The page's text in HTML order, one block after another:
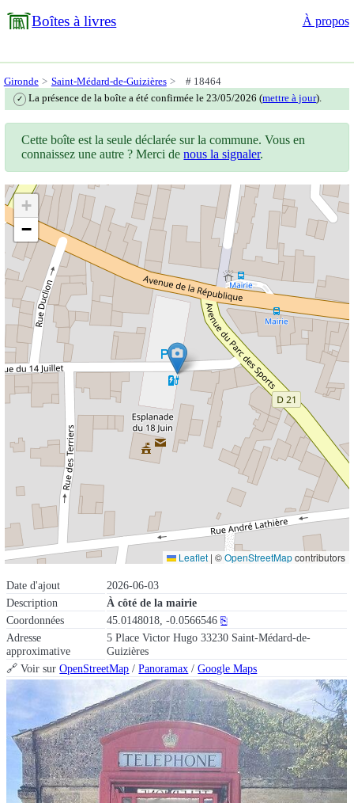
Boîtes à livres À propos
Gironde Saint-Médard-de-Guizières # 18464
✓ La présence de la boîte a été confirmée le 23/05/2026 (mettre à jour).
Date d'ajout
2026-06-03
Description
À côté de la mairie
Coordonnées
45.0148018, -0.0566546 ⎘
Adresse
approximative
5 Place Victor Hugo 33230 Saint-Médard-de-
Guizières
🔗 Voir surOpenStreetMap /Panoramax /Google Maps
Cette boîte est la seule déclarée sur la commune. Vous en
connaissez une autre ? Merci denous la signaler.
+
−
Leaflet | ©OpenStreetMapcontributors